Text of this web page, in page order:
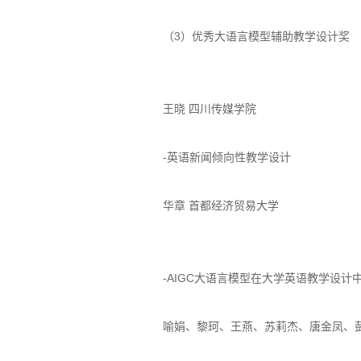
（3）优秀大语言模型辅助教学设计奖
王晓 四川传媒学院
-英语新闻倾向性教学设计
华章 首都经济贸易大学
-AIGC大语言模型在大学英语教学设计
喻娟、黎珂、王燕、苏莉杰、唐金凤、